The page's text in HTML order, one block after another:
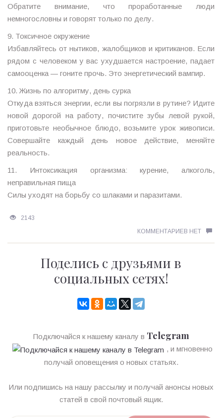
Обратите внимание, что проработанные люди
немногословны и говорят только по делу.
9. Токсичное окружение
Избавляйтесь от нытиков, жалобщиков и критиканов. Если
рядом с человеком у вас ухудшается настроение, падает
самооценка — гоните прочь. Это энергетический вампир.
10. Жизнь по алгоритму, день сурка
Откуда взяться энергии, если вы погрязли в рутине? Идите
новой дорогой на работу, почистите зубы левой рукой,
приготовьте необычное блюдо, возьмите урок живописи.
Совершайте каждый день новое действие, меняйте
реальность.
11. Интоксикация организма: курение, алкоголь,
неправильная пища
Силы уходят на борьбу со шлаками и паразитами.
2143
КОММЕНТАРИЕВ НЕТ
Поделись с друзьями в
социальных сетях!
Подключайся к нашему каналу в Telegram
, и мгновенно
получай оповещения о новых статьях.
Или подпишись на нашу рассылку и получай анонсы новых
статей в свой почтовый ящик.